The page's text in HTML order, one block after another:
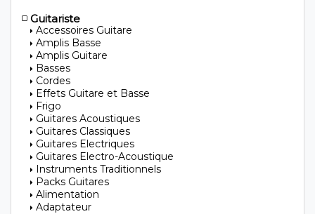
Guitariste
Accessoires Guitare
Amplis Basse
Amplis Guitare
Basses
Cordes
Effets Guitare et Basse
Frigo
Guitares Acoustiques
Guitares Classiques
Guitares Electriques
Guitares Electro-Acoustique
Instruments Traditionnels
Packs Guitares
Alimentation
Adaptateur